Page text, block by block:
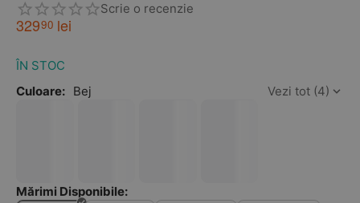
Scrie o recenzie
32990 lei
ÎN STOC
Culoare: Bej Vezi tot (4)
Mărimi Disponibile: